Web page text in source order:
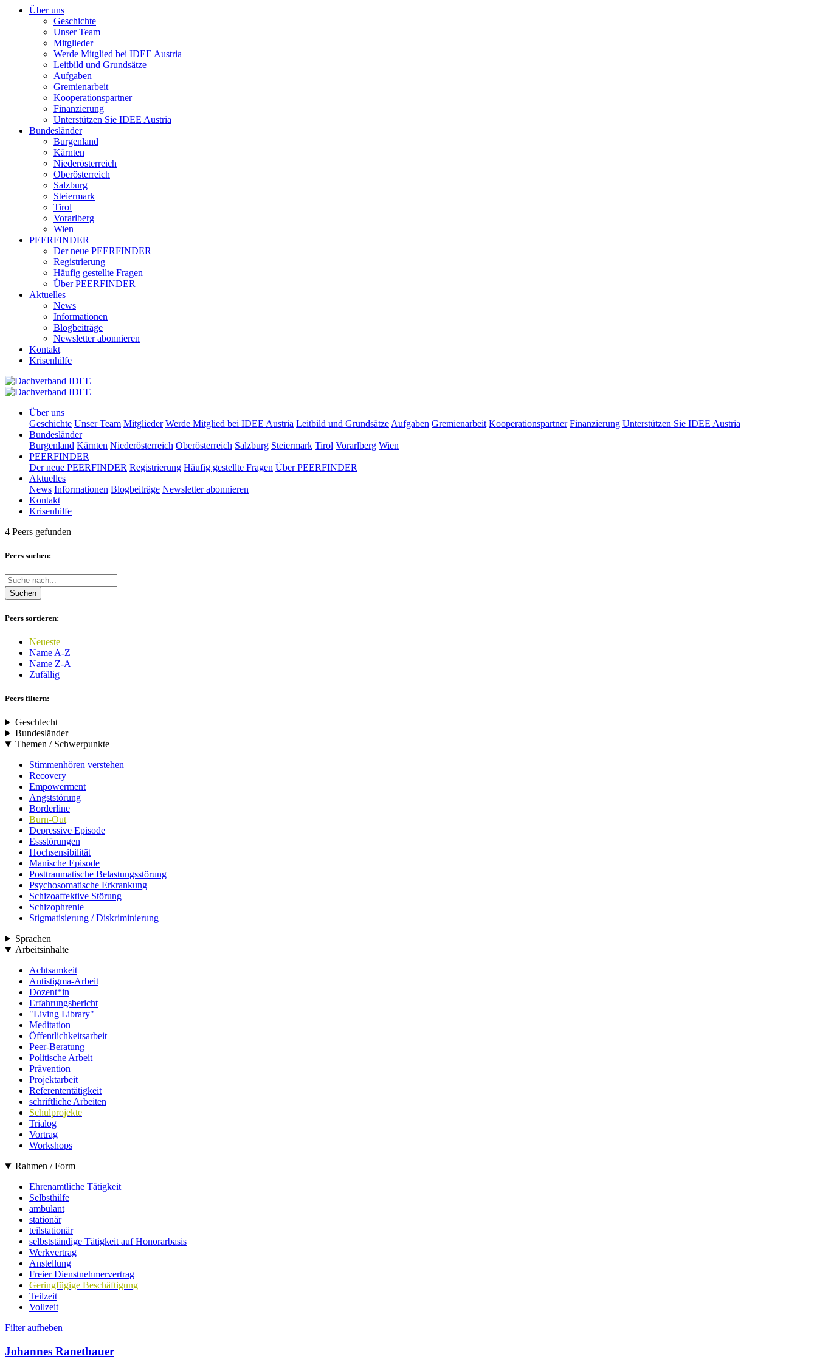
Über uns
Geschichte
Unser Team
Mitglieder
Werde Mitglied bei IDEE Austria
Leitbild und Grundsätze
Aufgaben
Gremienarbeit
Kooperationspartner
Finanzierung
Unterstützen Sie IDEE Austria
Bundesländer
Burgenland
Kärnten
Niederösterreich
Oberösterreich
Salzburg
Steiermark
Tirol
Vorarlberg
Wien
PEERFINDER
Der neue PEERFINDER
Registrierung
Häufig gestellte Fragen
Über PEERFINDER
Aktuelles
News
Informationen
Blogbeiträge
Newsletter abonnieren
Kontakt
Krisenhilfe
Über uns
Geschichte Unser Team Mitglieder Werde Mitglied bei IDEE Austria Leitbild und Grundsätze Aufgaben Gremienarbeit Kooperationspartner Finanzierung Unterstützen Sie IDEE Austria
Bundesländer
Burgenland Kärnten Niederösterreich Oberösterreich Salzburg Steiermark Tirol Vorarlberg Wien
PEERFINDER
Der neue PEERFINDER Registrierung Häufig gestellte Fragen Über PEERFINDER
Aktuelles
News Informationen Blogbeiträge Newsletter abonnieren
Kontakt
Krisenhilfe
4 Peers gefunden
Peers suchen:
Suchen
Peers sortieren:
Neueste
Name A-Z
Name Z-A
Zufällig
Peers filtern:
Geschlecht
Bundesländer
Themen / Schwerpunkte
Stimmenhören verstehen
Recovery
Empowerment
Angststörung
Borderline
Burn-Out
Depressive Episode
Essstörungen
Hochsensibilität
Manische Episode
Posttraumatische Belastungsstörung
Psychosomatische Erkrankung
Schizoaffektive Störung
Schizophrenie
Stigmatisierung / Diskriminierung
Sprachen
Arbeitsinhalte
Achtsamkeit
Antistigma-Arbeit
Dozent*in
Erfahrungsbericht
"Living Library"
Meditation
Öffentlichkeitsarbeit
Peer-Beratung
Politische Arbeit
Prävention
Projektarbeit
Referententätigkeit
schriftliche Arbeiten
Schulprojekte
Trialog
Vortrag
Workshops
Rahmen / Form
Ehrenamtliche Tätigkeit
Selbsthilfe
ambulant
stationär
teilstationär
selbstständige Tätigkeit auf Honorarbasis
Werkvertrag
Anstellung
Freier Dienstnehmervertrag
Geringfügige Beschäftigung
Teilzeit
Vollzeit
Filter aufheben
Johannes Ranetbauer